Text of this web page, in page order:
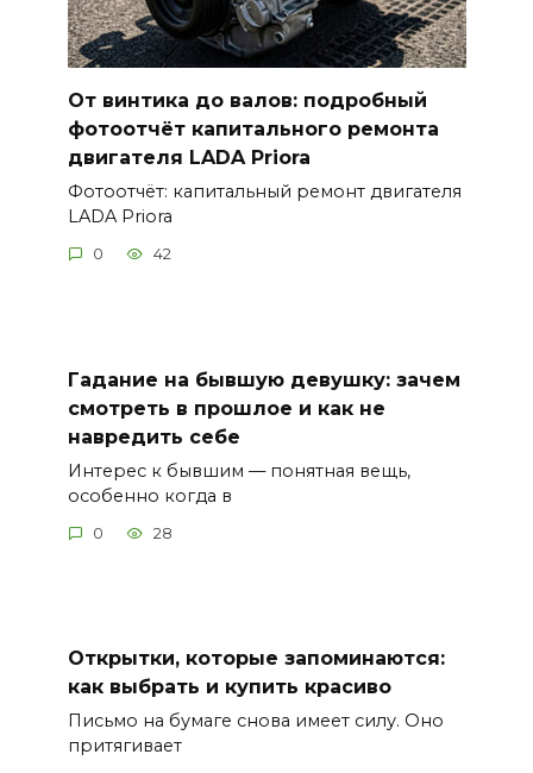
От винтика до валов: подробный
фотоотчёт капитального ремонта
двигателя LADA Priora
Фотоотчёт: капитальный ремонт двигателя
LADA Priora
0 42
Гадание на бывшую девушку: зачем
смотреть в прошлое и как не
навредить себе
Интерес к бывшим — понятная вещь,
особенно когда в
0 28
Открытки, которые запоминаются:
как выбрать и купить красиво
Письмо на бумаге снова имеет силу. Оно
притягивает